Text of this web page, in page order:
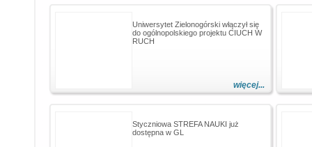
więcej...
Uniwersytet Zielonogórski włączył się
do ogólnopolskiego projektu CIUCH W
RUCH
Styczniowa STREFA NAUKI już
dostępna w GL